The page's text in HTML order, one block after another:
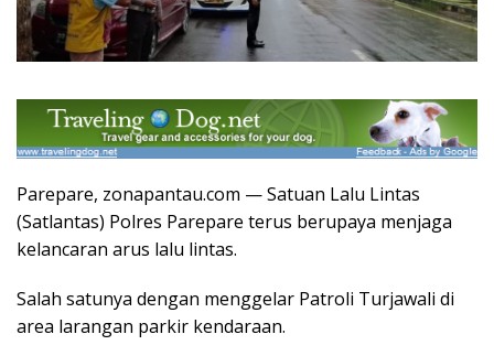
Parepare, zonapantau.com — Satuan Lalu Lintas
(Satlantas) Polres Parepare terus berupaya menjaga
kelancaran arus lalu lintas.
Salah satunya dengan menggelar Patroli Turjawali di
area larangan parkir kendaraan.